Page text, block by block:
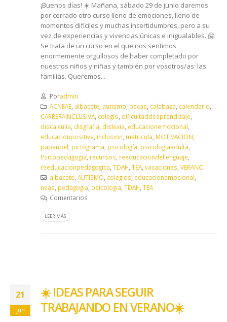
¡Buenos días! ☀️ Mañana, sábado 29 de junio daremos
por cerrado otro curso lleno de emociones, lleno de
momentos difíciles y muchas incertidumbres, pero a su
vez de experiencias y vivencias únicas e inigualables. 🤗
Se trata de un curso en el que nos sentimos
enormemente orgullosos de haber completado por
nuestros niños y niñas y también por vosotros/as: las
familias. Queremos...
Poradmin
ACNEAE, albacete autismo becas calabaza calendario
CARRERAINCLUSIVA colegio dificultaddeaprendizaje
discalculia disgrafia dislexia educacionemocional
educacionpositiva inclusion matricula MOTIVACION
papanoel pictograma psicología psicologiaadulta
Psicopedagogia recursos reeducaciondellenguaje
reeducacionpedagogica TDAH TEA vacaciones VERANO
albacete AUTISMO colegios educacionemocional
neae pedagogia psicologia TDAH TEA
Comentarios
LEER MÁS
21
Jun
☀️​ IDEAS PARA SEGUIR
TRABAJANDO EN VERANO ☀️​